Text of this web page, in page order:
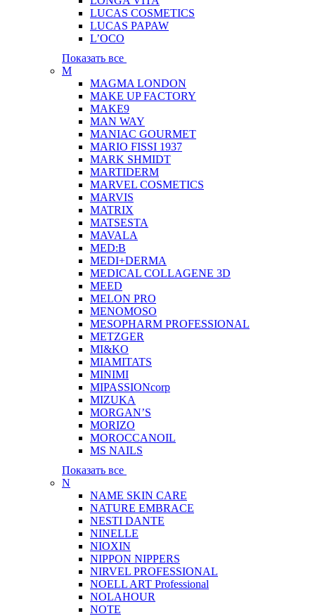
LUCAS COSMETICS
LUCAS PAPAW
L’OCO
Показать все
M
MAGMA LONDON
MAKE UP FACTORY
MAKE9
MAN WAY
MANIAC GOURMET
MARIO FISSI 1937
MARK SHMIDT
MARTIDERM
MARVEL COSMETICS
MARVIS
MATRIX
MATSESTA
MAVALA
MED:B
MEDI+DERMA
MEDICAL COLLAGENE 3D
MEED
MELON PRO
MENOMOSO
MESOPHARM PROFESSIONAL
METZGER
MI&KO
MIAMITATS
MINIMI
MIPASSIONcorp
MIZUKA
MORGAN’S
MORIZO
MOROCCANOIL
MS NAILS
Показать все
N
NAME SKIN CARE
NATURE EMBRACE
NESTI DANTE
NINELLE
NIOXIN
NIPPON NIPPERS
NIRVEL PROFESSIONAL
NOELL ART Professional
NOLAHOUR
NOTE